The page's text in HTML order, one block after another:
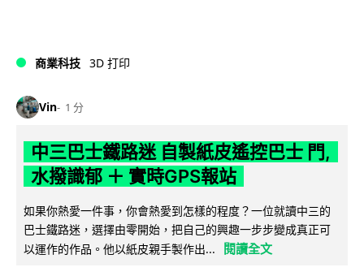
商業科技 3D 打印
Vin 1 分
中三巴士鐵路迷 自製紙皮遙控巴士 門,
水撥識郁 ＋ 實時GPS報站
如果你熱愛一件事，你會熱愛到怎樣的程度？一位就讀中三的
巴士鐵路迷，選擇由零開始，把自己的興趣一步步變成真正可
以運作的作品。他以紙皮親手製作出...
閱讀全文